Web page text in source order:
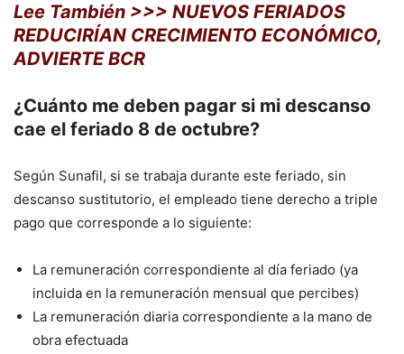
Lee También >>> NUEVOS FERIADOS
REDUCIRÍAN CRECIMIENTO ECONÓMICO,
ADVIERTE BCR
¿Cuánto me deben pagar si mi descanso
cae el feriado 8 de octubre?
Según Sunafil, si se trabaja durante este feriado, sin
descanso sustitutorio, el empleado tiene derecho a triple
pago que corresponde a lo siguiente:
La remuneración correspondiente al día feriado (ya
incluida en la remuneración mensual que percibes)
La remuneración diaria correspondiente a la mano de
obra efectuada